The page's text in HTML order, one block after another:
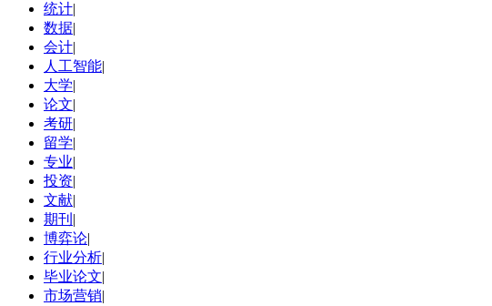
统计|
数据|
会计|
人工智能|
大学|
论文|
考研|
留学|
专业|
投资|
文献|
期刊 |
博弈论|
行业分析|
毕业论文|
市场营销|